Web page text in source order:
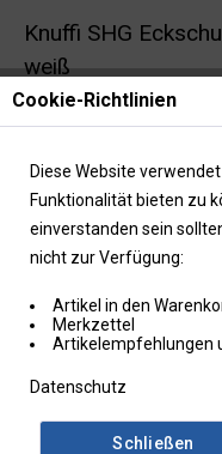
Knuffi SHG
weiß
Cookie-Richtlinien
Diese Website
Funktionalität bieten zu
einverstanden sein
nicht zur Verfügung:
Artikel in den
Merkzettel
Artikelempfehlungen
Datenschutz
Schließen